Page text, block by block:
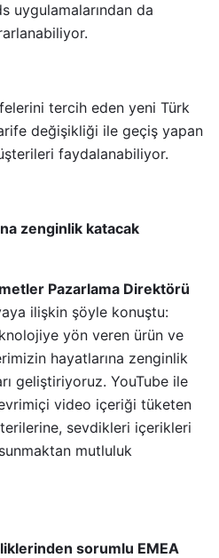
uygulamalarından da
tercih eden yeni Türk
değişikliği ile geçiş yapan
faydalanabiliyor.
zenginlik katacak
Pazarlama Direktörü
ilişkin şöyle konuştu:
yön veren ürün ve
hayatlarına zenginlik
geliştiriyoruz. YouTube ile
video içeriği tüketen
sevdikleri içerikleri
mutluluk
sorumlu EMEA